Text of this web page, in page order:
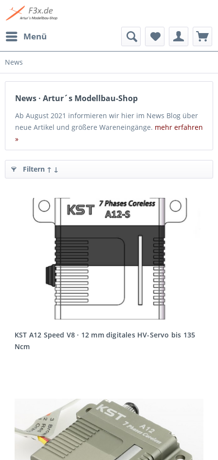
Menü
News
News · Artur´s Modellbau-Shop
Ab August 2021 informieren wir hier im News Blog über
neue Artikel und größere Wareneingänge. mehr erfahren
»
Filtern ↑ ↓
KST A12 Speed V8 · 12 mm digitales HV-Servo bis 135
Ncm